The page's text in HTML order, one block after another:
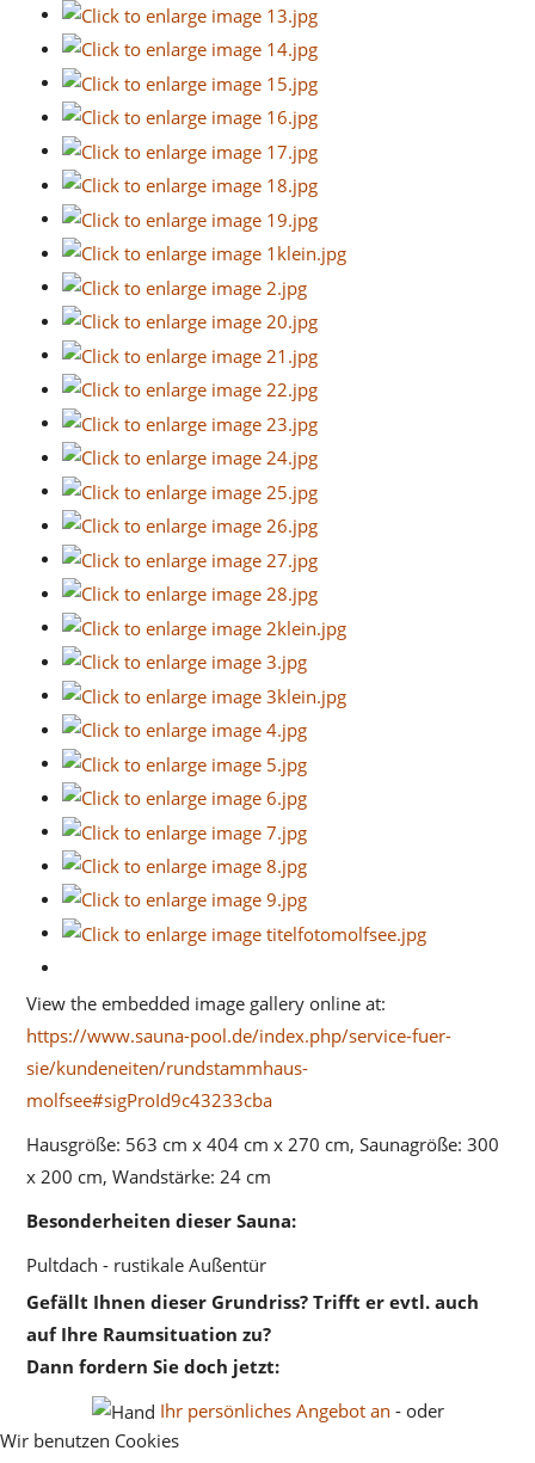
View the embedded image gallery online at:
https://www.sauna-pool.de/index.php/service-fuer-
sie/kundeneiten/rundstammhaus-
molfsee#sigProId9c43233cba
Hausgröße: 563 cm x 404 cm x 270 cm, Saunagröße: 300
x 200 cm, Wandstärke: 24 cm
Besonderheiten dieser Sauna:
Pultdach - rustikale Außentür
Gefällt Ihnen dieser Grundriss? Trifft er evtl. auch
auf Ihre Raumsituation zu?
Dann fordern Sie doch jetzt:
Ihr persönliches Angebot an - oder
Wir benutzen Cookies